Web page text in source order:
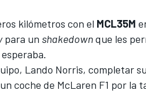
kilómetros con el MCL35M
para un shakedownque les
Lando Norris, completar
coche de McLaren F1 por la